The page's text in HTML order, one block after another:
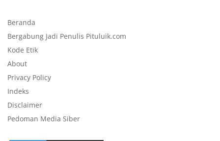
Beranda
Bergabung Jadi Penulis Pituluik.com
Kode Etik
About
Privacy Policy
Indeks
Disclaimer
Pedoman Media Siber